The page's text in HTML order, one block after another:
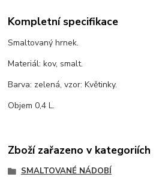
Kompletní specifikace
Smaltovaný hrnek.
Materiál: kov, smalt.
Barva: zelená, vzor: Květinky.
Objem 0,4 L.
Zboží zařazeno v kategoriích
SMALTOVANÉ NÁDOBÍ